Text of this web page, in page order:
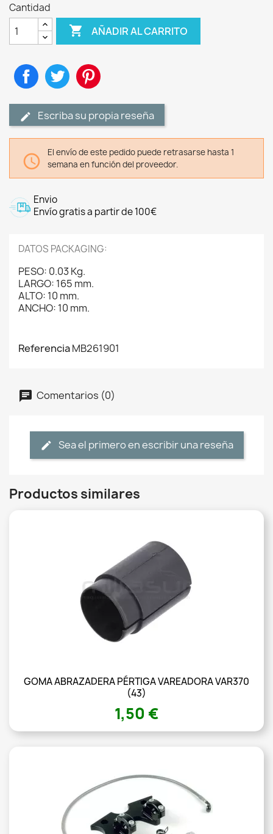
Cantidad
 AÑADIR AL CARRITO
CompartirTuitear
Escriba su propia reseña

El envío de este pedido puede retrasarse hasta 1
semana en función del proveedor.
Envio
Envío gratis a partir de 100€
DATOS PACKAGING:
PESO: 0.03 Kg.
LARGO: 165 mm.
ALTO: 10 mm.
ANCHO: 10 mm.
ReferenciaMB261901
Comentarios (0)
Sea el primero en escribir una reseña
Productos similares
GOMA ABRAZADERA PÉRTIGA VAREADORA VAR370
(43)
1,50 €